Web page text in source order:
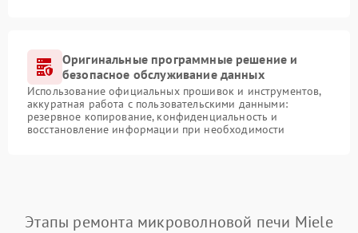
Оригинальные программные решение и
безопасное обслуживание данных
Использование официальных прошивок и инструментов,
аккуратная работа с пользовательскими данными:
резервное копирование, конфиденциальность и
восстановление информации при необходимости
Этапы ремонта микроволновой печи Miele